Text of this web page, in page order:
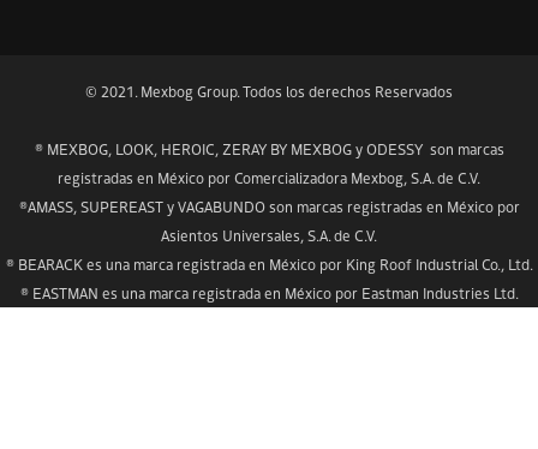
© 2021. Mexbog Group. Todos los derechos Reservados
® MEXBOG, LOOK, HEROIC, ZERAY BY MEXBOG y ODESSY son marcas
registradas en México por Comercializadora Mexbog, S.A. de C.V.
®AMASS, SUPEREAST y VAGABUNDO son marcas registradas en México por
Asientos Universales, S.A. de C.V.
® BEARACK es una marca registrada en México por King Roof Industrial Co., Ltd.
® EASTMAN es una marca registrada en México por Eastman Industries Ltd.